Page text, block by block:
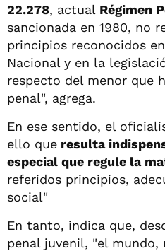
22.278, actual Régimen
sancionada en 1980, no
principios reconocidos
Nacional y en la
respecto del menor que
penal", agrega.
En ese sentido, el
ello que resulta
especial que regule la
referidos principios,
social"
En tanto, indica que,
penal juvenil, "el mundo,